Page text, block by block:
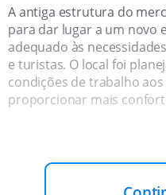
A antiga estrutura do
para dar lugar a um novo
adequado às
e turistas. O local foi
condições de trabalho
proporcionar mais